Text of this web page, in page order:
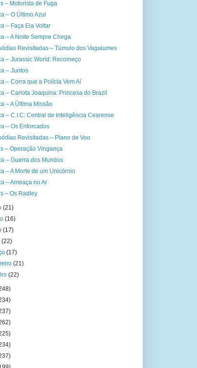
– Motorista de Fuga
– O Último Azul
– Faça Ela Voltar
– A Noite Sempre Chega
Revisitadas – Túmulo dos Vagalumes
– Jurassic World: Recomeço
– Juntos
– Corra que a Polícia Vem Aí
– Carlota Joaquina: Princesa do Brazil
– A Última Missão
– C.I.C: Central de Inteligência Cearense
– Os Enforcados
Revisitadas – Plano de Voo
– Operação Vingança
– Guerra dos Mundos
– A Morte de um Unicórnio
– Ameaça no Ar
– Os Radley
(21)
(16)
(17)
(22)
(17)
(21)
(22)